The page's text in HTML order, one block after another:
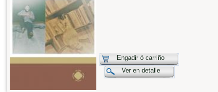
Engadir ó carriño
Ver en detalle